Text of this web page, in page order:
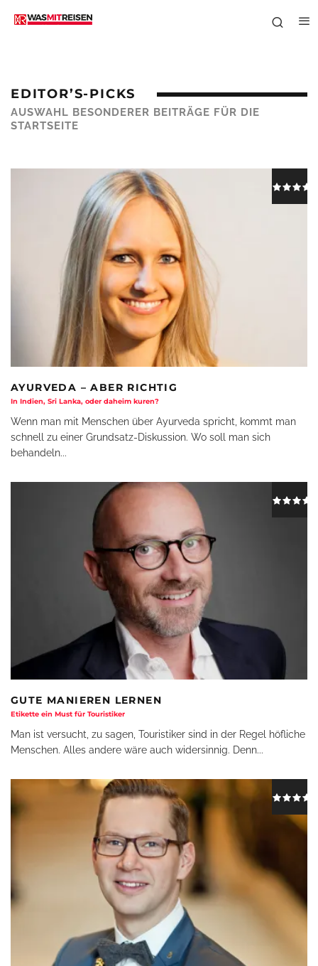
EDITOR’S-PICKS
AUSWAHL BESONDERER BEITRÄGE FÜR DIE
STARTSEITE
AYURVEDA – ABER RICHTIG
In Indien, Sri Lanka, oder daheim kuren?
Wenn man mit Menschen über Ayurveda spricht, kommt man
schnell zu einer Grundsatz-Diskussion. Wo soll man sich
behandeln...
GUTE MANIEREN LERNEN
Etikette ein Must für Touristiker
Man ist versucht, zu sagen, Touristiker sind in der Regel höfliche
Menschen. Alles andere wäre auch widersinnig. Denn...